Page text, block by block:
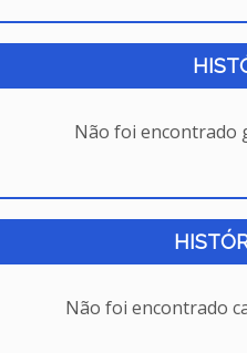
Não foi encontrado
Não foi encontrado